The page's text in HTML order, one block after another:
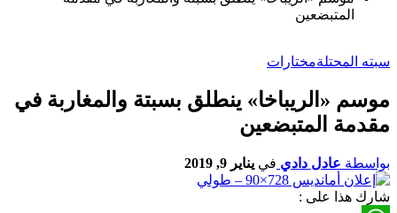
المتبضعين
سبته المحتلةمختارات
موسم «الريباخا» ينطلق بسبتة والمغاربة في
مقدمة المتبضعين
بواسطة عادل دادي في يناير 9, 2019
شارك هذا على :